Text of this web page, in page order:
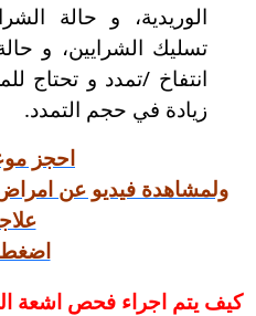
الوريدية، و حالة
تسليك الشرايين، و
انتفاخ /تمدد و تحتاج
زيادة في حجم التمدد.
احجز
ولمشاهدة فيديو عن
اضغط
كيف يتم اجراء فحص اشعة